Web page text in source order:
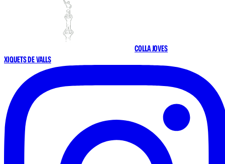
COLLA JOVES
XIQUETS DE VALLS